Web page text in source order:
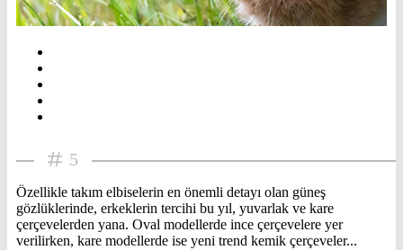
5
Özellikle takım elbiselerin en önemli detayı olan güneş
gözlüklerinde, erkeklerin tercihi bu yıl, yuvarlak ve kare
çerçevelerden yana. Oval modellerde ince çerçevelere yer
verilirken, kare modellerde ise yeni trend kemik çerçeveler...